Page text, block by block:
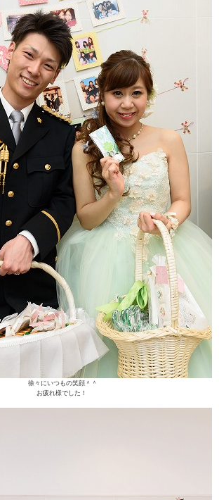
徐々にいつもの笑顔＾＾
お疲れ様でした！